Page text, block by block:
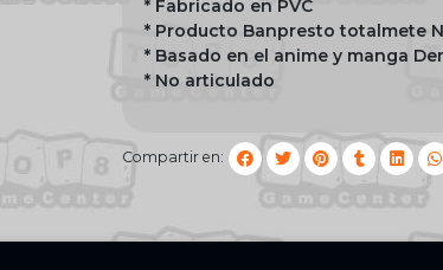
* Fabricado en PVC
* Producto Banpresto totalmete
* Basado en el anime y manga
* No articulado
Compartir en: